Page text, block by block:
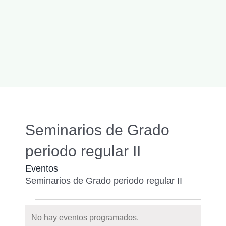
Seminarios de Grado
periodo regular II
Eventos
Seminarios de Grado periodo regular II
Notice
No hay eventos programados.